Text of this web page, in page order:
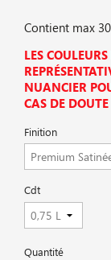
Contient max
LES
NUANCIER
CAS DE DOUTE
Finition
Cdt
Quantité